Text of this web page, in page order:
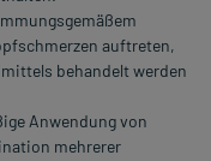
auftreten,
behandelt werden
Anwendung von
mehrerer